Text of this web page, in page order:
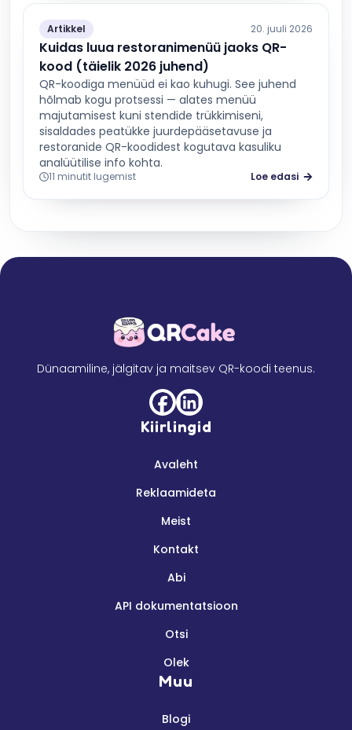
Artikkel 20. juuli 2026
Kuidas luua restoranimenüü jaoks QR-
kood (täielik 2026 juhend)
QR-koodiga menüüd ei kao kuhugi. See juhend
hõlmab kogu protsessi — alates menüü
majutamisest kuni stendide trükkimiseni,
sisaldades peatükke juurdepääsetavuse ja
restoranide QR-koodidest kogutava kasuliku
analüütilise info kohta.
11 minutit lugemist Loe edasi
Dünaamiline, jälgitav ja maitsev QR-koodi teenus.
Kiirlingid
Avaleht
Reklaamideta
Meist
Kontakt
Abi
API dokumentatsioon
Otsi
Olek
Muu
Blogi